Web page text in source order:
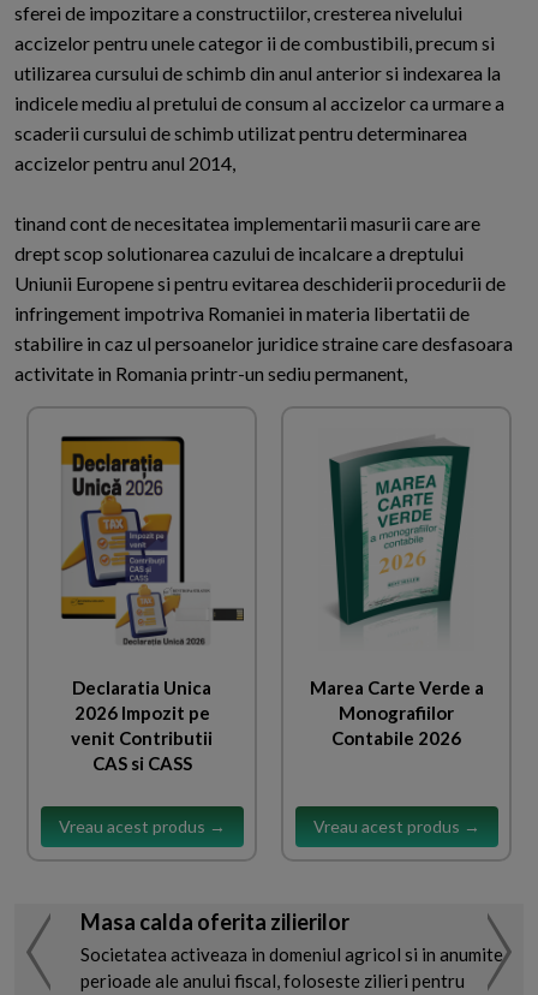
sferei de impozitare a constructiilor, cresterea nivelului
accizelor pentru unele categor ii de combustibili, precum si
utilizarea cursului de schimb din anul anterior si indexarea la
indicele mediu al pretului de consum al accizelor ca urmare a
scaderii cursului de schimb utilizat pentru determinarea
accizelor pentru anul 2014,
tinand cont de necesitatea implementarii masurii care are
drept scop solutionarea cazului de incalcare a dreptului
Uniunii Europene si pentru evitarea deschiderii procedurii de
infringement impotriva Romaniei in materia libertatii de
stabilire in caz ul persoanelor juridice straine care desfasoara
activitate in Romania printr-un sediu permanent,
Declaratia Unica
2026 Impozit pe
venit Contributii
CAS si CASS
Vreau acest produs →
Marea Carte Verde a
Monografiilor
Contabile 2026
Vreau acest produs →
Masa calda oferita zilierilor
Societatea activeaza in domeniul agricol si in anumite
perioade ale anului fiscal, foloseste zilieri pentru